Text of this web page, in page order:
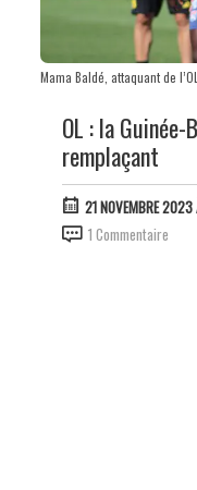
Mama Baldé, attaquant de
OL : la
remplaçant
21 NOVEMBRE
1 Commentaire